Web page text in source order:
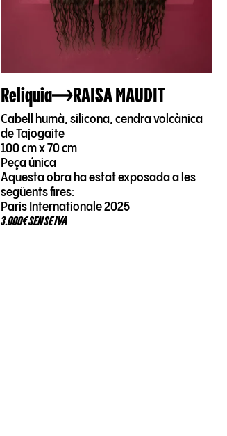
Reliquia RAISA MAUDIT
Cabell humà, silicona, cendra volcànica
de Tajogaite
100 cm x 70 cm
Peça única
Aquesta obra ha estat exposada a les
següents fires:
Paris Internationale 2025
3.000€ SENSE IVA